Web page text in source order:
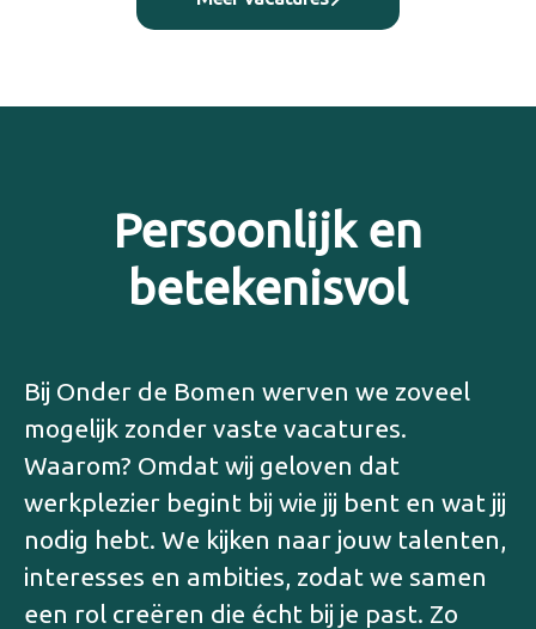
Persoonlijk en
betekenisvol
Bij Onder de Bomen werven we zoveel
mogelijk zonder vaste vacatures.
Waarom? Omdat wij geloven dat
werkplezier begint bij wie jij bent en wat jij
nodig hebt. We kijken naar jouw talenten,
interesses en ambities, zodat we samen
een rol creëren die écht bij je past. Zo